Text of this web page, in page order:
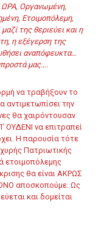
ΩΡΑ, Οργανωμένη,
Ετοιμοπόλεμη,
της θεριεύει και η
η εξέγερση της
αναπόφευκτα…
μας….
να τραβήξουν το
αντιμετωπίσει την
θα χαιρόντουσαν
ΟΥΔΕΝΙ να επιτραπεί
Η παρουσία τότε
Πατριωτικής
ετοιμοπόλεμης
θα είναι ΑΚΡΩΣ
αποσκοπούμε. Ως
και δομείται